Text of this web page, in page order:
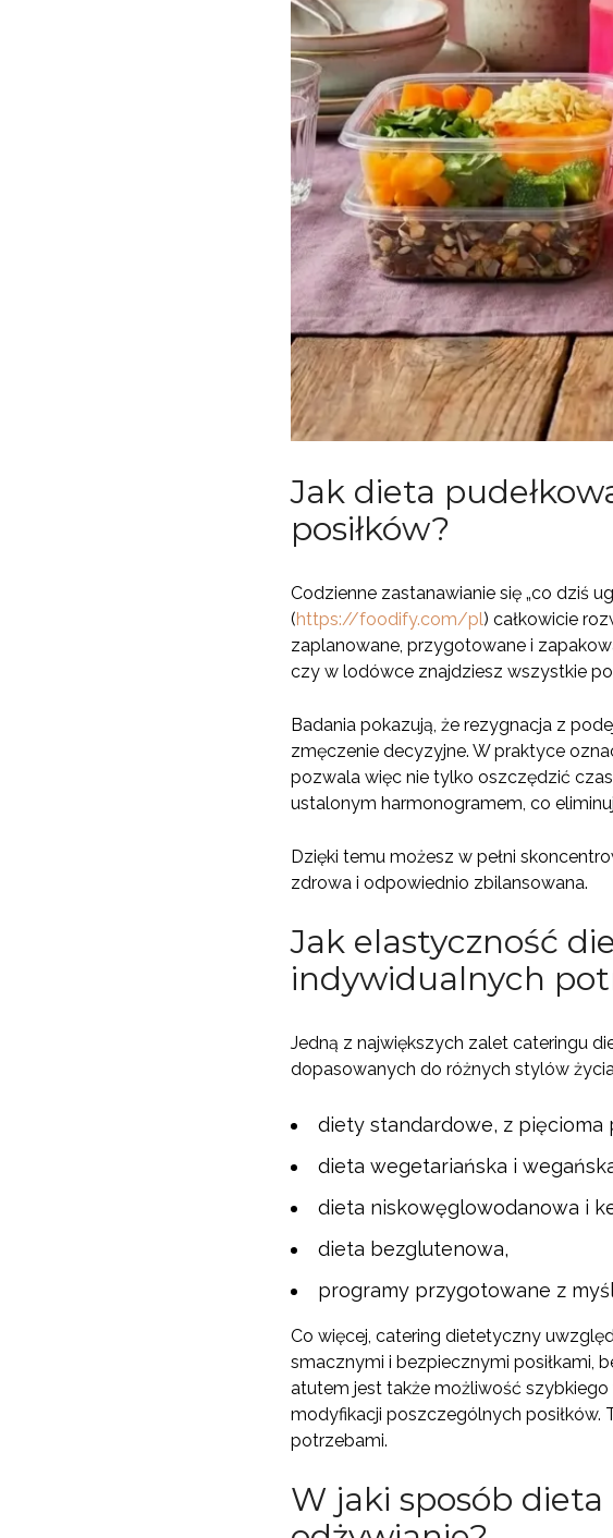
Jak dieta
posiłków?
Codzienne zastanawianie się „co dziś
(https://foodify.com/pl) całkowicie
zaplanowane, przygotowane i
czy w lodówce znajdziesz wszystkie
Badania pokazują, że rezygnacja z
zmęczenie decyzyjne. W praktyce
pozwala więc nie tylko oszczędzić
ustalonym harmonogramem, co
Dzięki temu możesz w pełni
zdrowa i odpowiednio zbilansowana.
Jak elastyczność
indywidualnych
Jedną z największych zalet cateringu
dopasowanych do różnych stylów
diety standardowe, z pięcioma
dieta wegetariańska i
dieta niskowęglowodanowa i
dieta bezglutenowa,
programy przygotowane z
Co więcej, catering dietetyczny
smacznymi i bezpiecznymi posiłkami,
atutem jest także możliwość
modyfikacji poszczególnych posiłków.
potrzebami.
W jaki sposób